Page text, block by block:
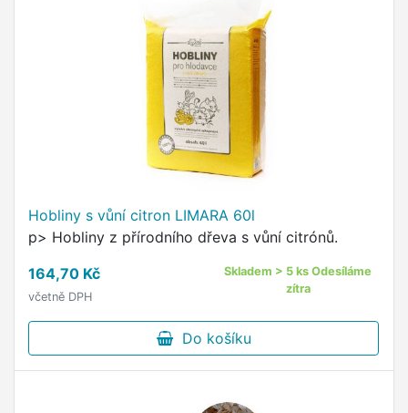
Hobliny s vůní citron LIMARA 60l
p> Hobliny z přírodního dřeva s vůní citrónů.
164,70 Kč
včetně DPH
Skladem > 5 ks Odesíláme
zítra
Do košíku